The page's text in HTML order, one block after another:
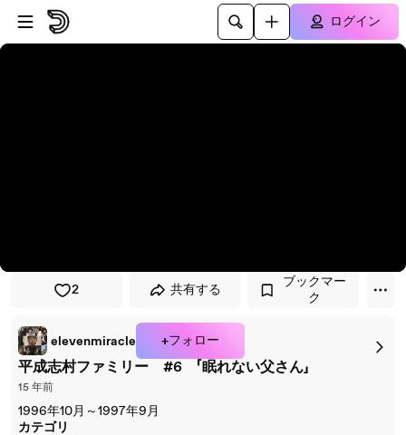
プレイヤーにスキップ
メインコンテンツにスキップ
ログイン
2 共有する
ブックマー
ク
elevenmiracle +フォロー
平成志村ファミリー #6 「眠れない父さん」
15 年前
1996年10月～1997年9月
カテゴリ